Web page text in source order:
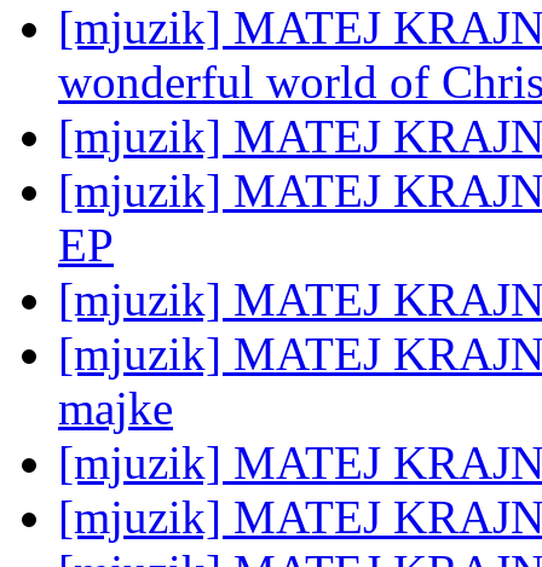
[mjuzik] MATEJ
wonderful world of
[mjuzik] MATEJ
[mjuzik] MATEJ
EP
[mjuzik] MATEJ
[mjuzik] MATEJ
majke
[mjuzik] MATEJ
[mjuzik] MATEJ